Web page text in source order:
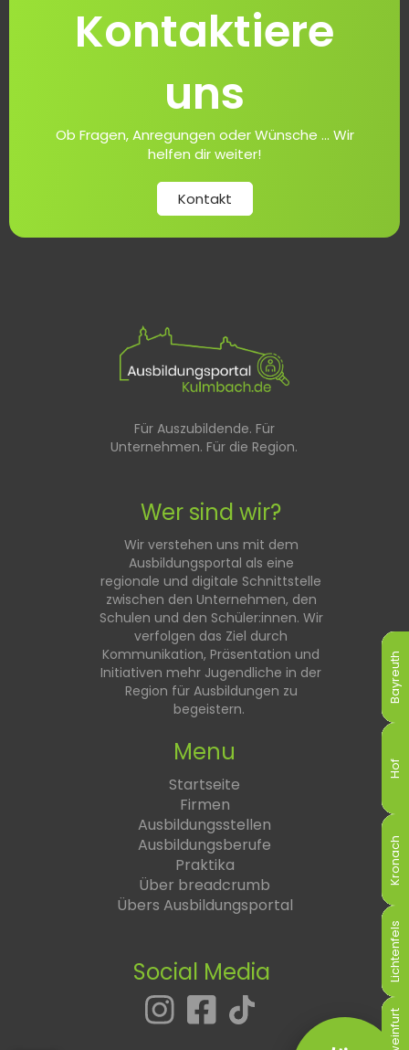
Bayreuth
Hof
Kronach
Lichtenfels
Bayreuth
Hof
Kronach
Lichtenfels
Bayreuth
Hof
Kronach
Lichtenfels
Bayreuth
Hof
Kronach
Lichtenfels
Bayreuth
Hof
Kronach
Lichtenfels
Bayreuth
Hof
Kronach
Lichtenfels
Kontaktiere
uns
Ob Fragen, Anregungen oder Wünsche ... Wir
helfen dir weiter!
Kontakt
Für Auszubildende. Für
Unternehmen. Für die Region.
Wer sind wir?
Wir verstehen uns mit dem
Ausbildungsportal als eine
regionale und digitale Schnittstelle
zwischen den Unternehmen, den
Schulen und den Schüler:innen. Wir
verfolgen das Ziel durch
Kommunikation, Präsentation und
Initiativen mehr Jugendliche in der
Region für Ausbildungen zu
begeistern.
Menu
Startseite
Firmen
Ausbildungsstellen
Ausbildungsberufe
Praktika
Über breadcrumb
Übers Ausbildungsportal
Social Media